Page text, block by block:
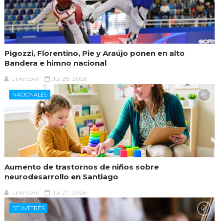
Pigozzi, Florentino, Pie y Araújo ponen en alto
Bandera e himno nacional
Unknown Jul 28, 2026
NACIONALES
Aumento de trastornos de niños sobre
neurodesarrollo en Santiago
Unknown Jul 27, 2026
DE INTERÉS